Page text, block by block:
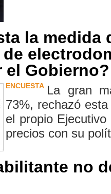
la medida
el Gobierno?
ENCUESTA La gran
73%, rechazó
el propio
precios con su
no